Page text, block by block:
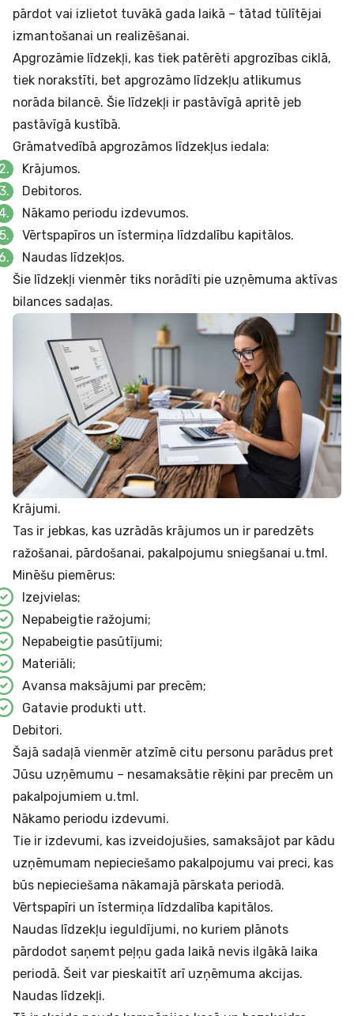
pārdot vai izlietot tuvākā gada laikā – tātad tūlītējai
izmantošanai un realizēšanai.
Apgrozāmie līdzekļi, kas tiek patērēti apgrozības ciklā,
tiek norakstīti, bet apgrozāmo līdzekļu atlikumus
norāda bilancē. Šie līdzekļi ir pastāvīgā apritē jeb
pastāvīgā kustībā.
Grāmatvedībā apgrozāmos līdzekļus iedala:
Krājumos.
Debitoros.
Nākamo periodu izdevumos.
Vērtspapīros un īstermiņa līdzdalību kapitālos.
Naudas līdzekļos.
Šie līdzekļi vienmēr tiks norādīti pie uzņēmuma aktīvas
bilances sadaļas.
Krājumi.
Tas ir jebkas, kas uzrādās krājumos un ir paredzēts
ražošanai, pārdošanai, pakalpojumu sniegšanai u.tml.
Minēšu piemērus:
Izejvielas;
Nepabeigtie ražojumi;
Nepabeigtie pasūtījumi;
Materiāli;
Avansa maksājumi par precēm;
Gatavie produkti utt.
Debitori.
Šajā sadaļā vienmēr atzīmē citu personu parādus pret
Jūsu uzņēmumu – nesamaksātie rēķini par precēm un
pakalpojumiem u.tml.
Nākamo periodu izdevumi.
Tie ir izdevumi, kas izveidojušies, samaksājot par kādu
uzņēmumam nepieciešamo pakalpojumu vai preci, kas
būs nepieciešama nākamajā pārskata periodā.
Vērtspapīri un īstermiņa līdzdalība kapitālos.
Naudas līdzekļu ieguldījumi, no kuriem plānots
pārdodot saņemt peļņu gada laikā nevis ilgākā laika
periodā. Šeit var pieskaitīt arī uzņēmuma akcijas.
Naudas līdzekļi.